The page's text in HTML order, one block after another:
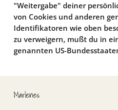
"Weitergabe" deiner
von Cookies und anderen
Identifikatoren wie oben
zu verweigern, mußt du in
genannten US-
Marlenes